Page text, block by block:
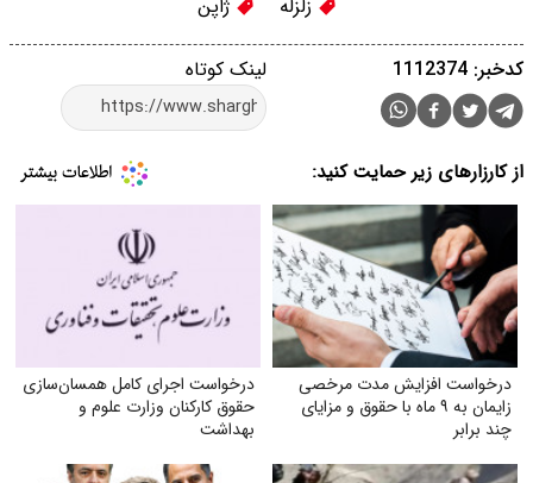
زلزله ژاپن
لینک کوتاه کدخبر: 1112374
از کارزارهای زیر حمایت کنید:
درخواست افزایش مدت مرخصی
زایمان به ۹ ماه با حقوق و مزایای
چند برابر
درخواست اجرای کامل همسان‌سازی
حقوق کارکنان وزارت علوم و
بهداشت